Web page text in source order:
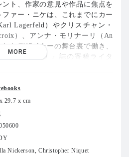
ト、作家の意見や作品に焦点を
ァー・ニケは、これまでにカー
Lagerfeld）やクリスチャン・
）、アンナ・モリナーリ（An
たデザイナーの舞台裏で働き、
Vanity Fair）
』誌の寄稿ライタ
Rupert Smyth Studio」が手がけ
異なるデザインで企画されてい
MORE
29.7 x cm
Nickerson, Christopher Niquet